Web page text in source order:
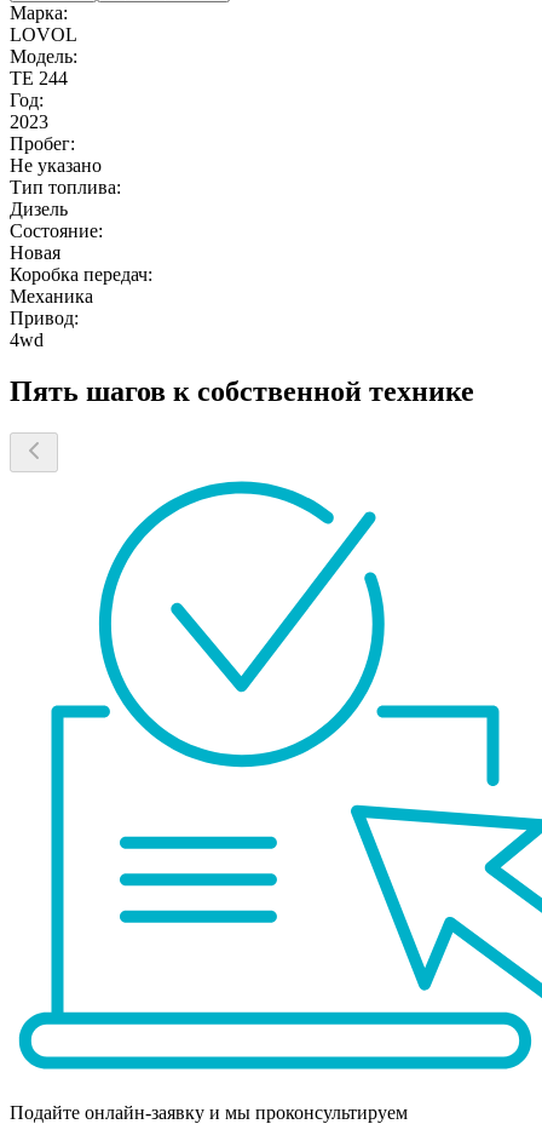
Марка:
LOVOL
Модель:
ТЕ 244
Год:
2023
Пробег:
Не указано
Тип топлива:
Дизель
Состояние:
Новая
Коробка передач:
Механика
Привод:
4wd
Пять шагов к собственной технике
Подайте онлайн-заявку и мы проконсультируем